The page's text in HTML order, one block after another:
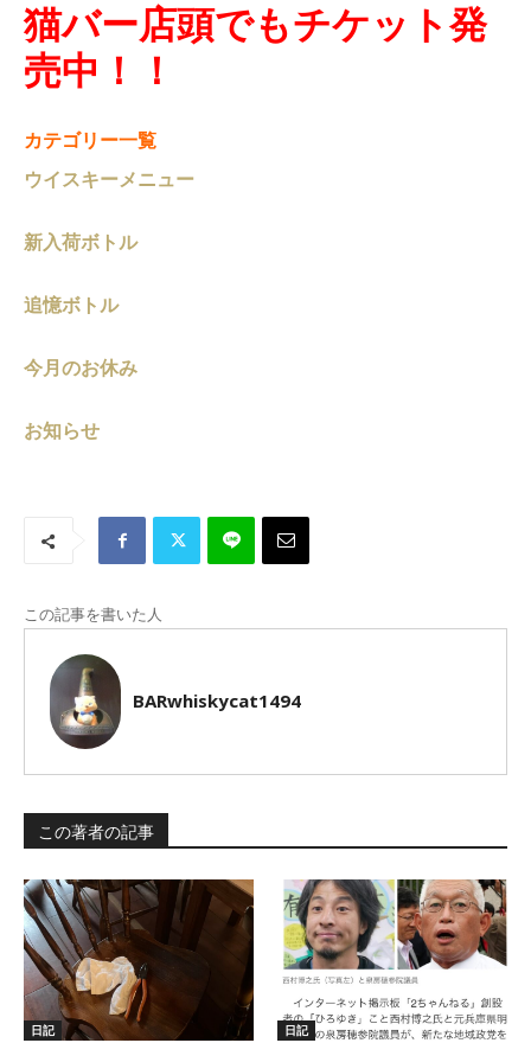
猫バー店頭でもチケット発
売中！！
カテゴリー一覧
ウイスキーメニュー
新入荷ボトル
追憶ボトル
今月のお休み
お知らせ
この記事を書いた人
BARwhiskycat1494
この著者の記事
日記
日記